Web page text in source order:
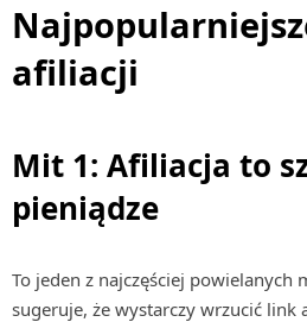
afiliacji
Mit 1: Afiliacja to
pieniądze
To jeden z najczęściej powielanych
sugeruje, że wystarczy wrzucić link